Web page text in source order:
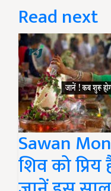
Read next
Sawan
शिव को